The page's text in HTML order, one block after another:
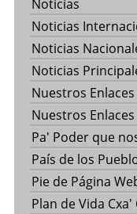
Noticias
Noticias
Noticias
Noticias
Nuestros
Nuestros
Pa' Poder que
País de los
Pie de Página
Plan de Vida Cxa'